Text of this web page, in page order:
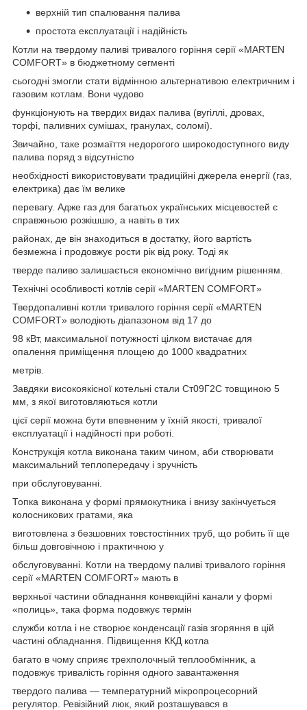
верхній тип спалювання палива
простота експлуатації і надійність
Котли на твердому паливі тривалого горіння серії «MARTEN
COMFORT» в бюджетному сегменті
сьогодні змогли стати відмінною альтернативою електричним і
газовим котлам. Вони чудово
функціонують на твердих видах палива (вугіллі, дровах,
торфі, паливних сумішах, гранулах, соломі).
Звичайно, таке розмаїття недорогого широкодоступного виду
палива поряд з відсутністю
необхідності використовувати традиційні джерела енергії (газ,
електрика) дає їм велике
перевагу. Адже газ для багатьох українських місцевостей є
справжньою розкішшю, а навіть в тих
районах, де він знаходиться в достатку, його вартість
безмежна і продовжує рости рік від року. Тоді як
тверде паливо залишається економічно вигідним рішенням.
Технічні особливості котлів серії «MARTEN COMFORT»
Твердопаливні котли тривалого горіння серії «MARTEN
COMFORT» володіють діапазоном від 17 до
98 кВт, максимальної потужності цілком вистачає для
опалення приміщення площею до 1000 квадратних
метрів.
Завдяки високоякісної котельні стали Ст09Г2С товщиною 5
мм, з якої виготовляються котли
цієї серії можна бути впевненим у їхній якості, тривалої
експлуатації і надійності при роботі.
Конструкція котла виконана таким чином, аби створювати
максимальний теплопередачу і зручність
при обслуговуванні.
Топка виконана у формі прямокутника і внизу закінчується
колосникових гратами, яка
виготовлена з безшовних товстостінних труб , що робить її ще
більш довговічною і практичною у
обслуговуванні. Котли на твердому паливі тривалого горіння
серії «MARTEN COMFORT» мають в
верхньої частини обладнання конвекційні канали у формі
«полиць», така форма подовжує термін
служби котла і не створює конденсації газів згоряння в цій
частині обладнання. Підвищення ККД котла
багато в чому сприяє трехполочный теплообмінник, а
подовжує тривалість горіння одного завантаження
твердого палива — температурний мікропроцесорний
регулятор. Ревізійний люк, який розташувався в